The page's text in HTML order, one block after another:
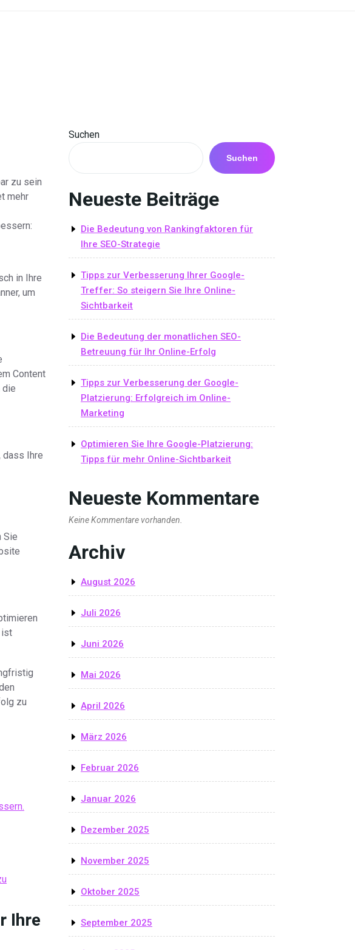
zu sein
mehr
in Ihre
um
Content
die
dass Ihre
Sie
ist
zu
Ihre
Suchen
Suchen
Neueste Beiträge
Die Bedeutung von Rankingfaktoren für
Ihre SEO-Strategie
Tipps zur Verbesserung Ihrer Google-
Treffer: So steigern Sie Ihre Online-
Sichtbarkeit
Die Bedeutung der monatlichen SEO-
Betreuung für Ihr Online-Erfolg
Tipps zur Verbesserung der Google-
Platzierung: Erfolgreich im Online-
Marketing
Optimieren Sie Ihre Google-Platzierung:
Tipps für mehr Online-Sichtbarkeit
Neueste Kommentare
Keine Kommentare vorhanden.
Archiv
August 2026
Juli 2026
Juni 2026
Mai 2026
April 2026
März 2026
Februar 2026
Januar 2026
Dezember 2025
November 2025
Oktober 2025
September 2025